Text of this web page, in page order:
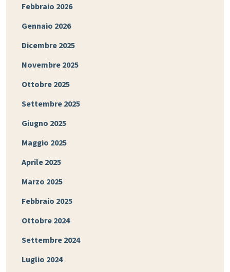
Febbraio 2026
Gennaio 2026
Dicembre 2025
Novembre 2025
Ottobre 2025
Settembre 2025
Giugno 2025
Maggio 2025
Aprile 2025
Marzo 2025
Febbraio 2025
Ottobre 2024
Settembre 2024
Luglio 2024